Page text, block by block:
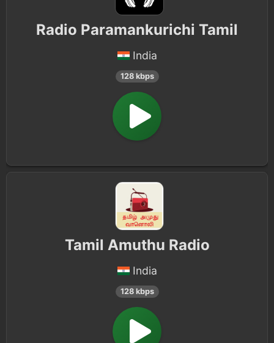
Radio Paramankurichi Tamil
India
128 kbps
Tamil Amuthu Radio
India
128 kbps